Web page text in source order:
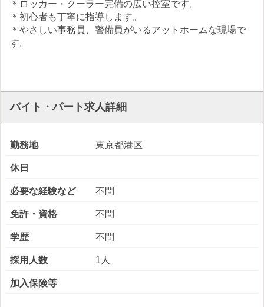
＊ロッカー・クーラー完備の広い控室です。
＊初心者も丁寧に指導します。
＊やさしい事務員、警備員がいるアットホームな現場で
す。
バイト・パート求人詳細
勤務地 東京都港区
休日
必要な経験など 不問
免許・資格 不問
学歴 不問
採用人数 1人
加入保険等